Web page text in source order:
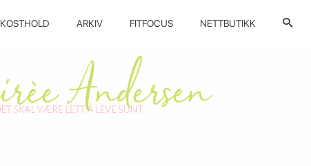
KOSTHOLD ARKIV FITFOCUS NETTBUTIKK